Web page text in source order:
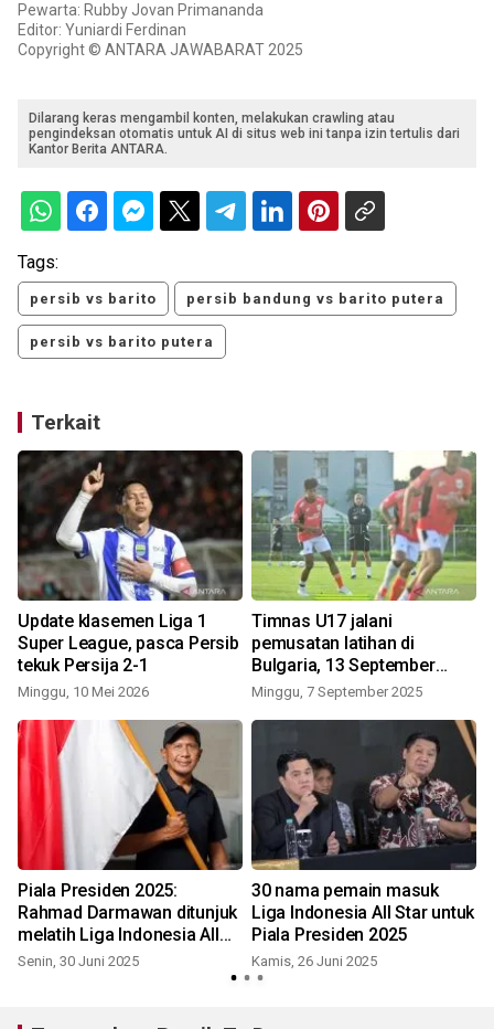
Pewarta: Rubby Jovan Primananda
Editor: Yuniardi Ferdinan
Copyright © ANTARA JAWABARAT 2025
Dilarang keras mengambil konten, melakukan crawling atau
pengindeksan otomatis untuk AI di situs web ini tanpa izin tertulis dari
Kantor Berita ANTARA.
Tags:
persib vs barito persib bandung vs barito putera
persib vs barito putera
Terkait
Update klasemen Liga 1
Super League, pasca Persib
tekuk Persija 2-1
Minggu, 10 Mei 2026
Timnas U17 jalani
pemusatan latihan di
Bulgaria, 13 September
hadapi Makedonia Utara
Minggu, 7 September 2025
Piala Presiden 2025:
Rahmad Darmawan ditunjuk
melatih Liga Indonesia All
Star
Senin, 30 Juni 2025
30 nama pemain masuk
Liga Indonesia All Star untuk
Piala Presiden 2025
Kamis, 26 Juni 2025